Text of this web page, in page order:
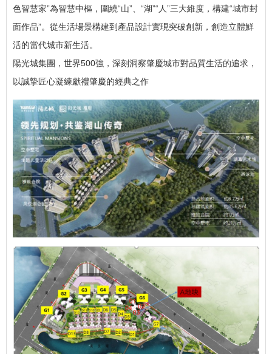
色智慧家”為智慧中樞，圍繞“山”、“湖”“人”三大維度，構建“城市封
面作品”。從生活場景構建到產品設計實現突破創新，創造立體鮮
活的當代城市新生活。
陽光城集團，世界500強，深刻洞察肇慶城市對品質生活的追求，
以誠摯匠心凝練獻禮肇慶的經典之作